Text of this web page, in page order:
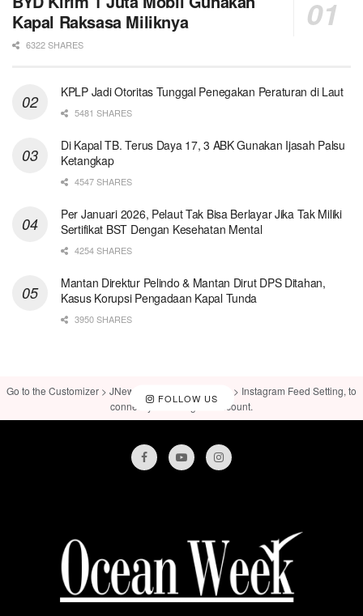
Kapal Raksasa Miliknya
6322 SHARES
KPLP Jadi Otoritas Tunggal Penegakan Peraturan di Laut
5481 SHARES
Di Kapal TB. Terus Daya 17, 3 ABK Gunakan Ijasah Palsu
Ketangkap
4547 SHARES
Per Januari 2026, Pelaut Tak Bisa Berlayar Jika Tak Miliki
Sertifikat BST Dengan Kesehatan Mental
4254 SHARES
Mantan Direktur Pelindo & Mantan Dirut DPS Ditahan,
Kasus Korupsi Pengadaan Kapal Tunda
3950 SHARES
FOLLOW US
Go to the Customizer > JNews : Social, Like & View > Instagram Feed Setting, to
connect your Instagram account.